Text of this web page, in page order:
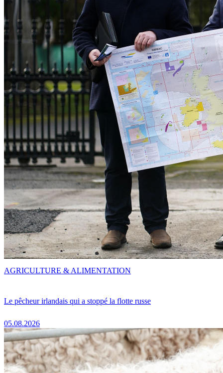
Le pêcheur irlandais qui a stoppé la flotte russe
05.08.2026
AGRICULTURE & ALIMENTATION